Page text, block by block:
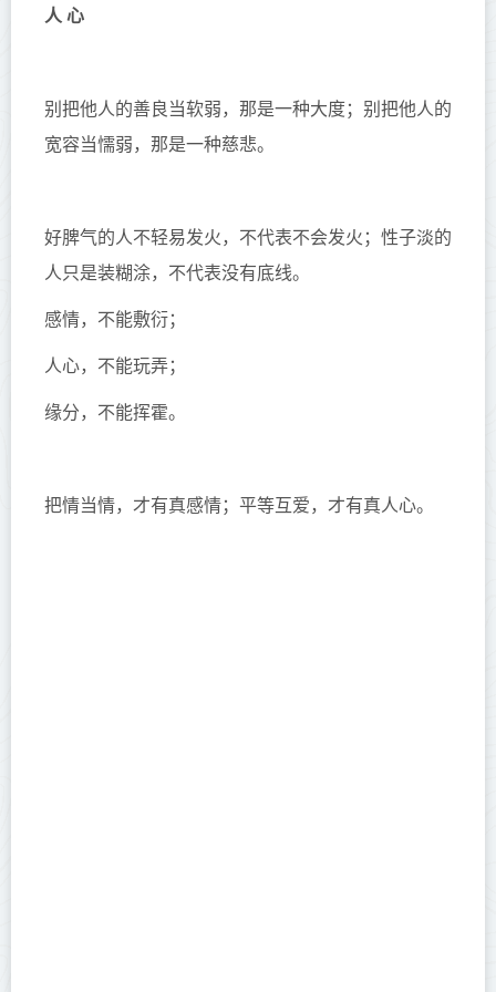
人 心
别把他人的善良当软弱，那是一种大度；别把他人的
宽容当懦弱，那是一种慈悲。
好脾气的人不轻易发火，不代表不会发火；性子淡的
人只是装糊涂，不代表没有底线。
感情，不能敷衍；
人心，不能玩弄；
缘分，不能挥霍。
把情当情，才有真感情；平等互爱，才有真人心。